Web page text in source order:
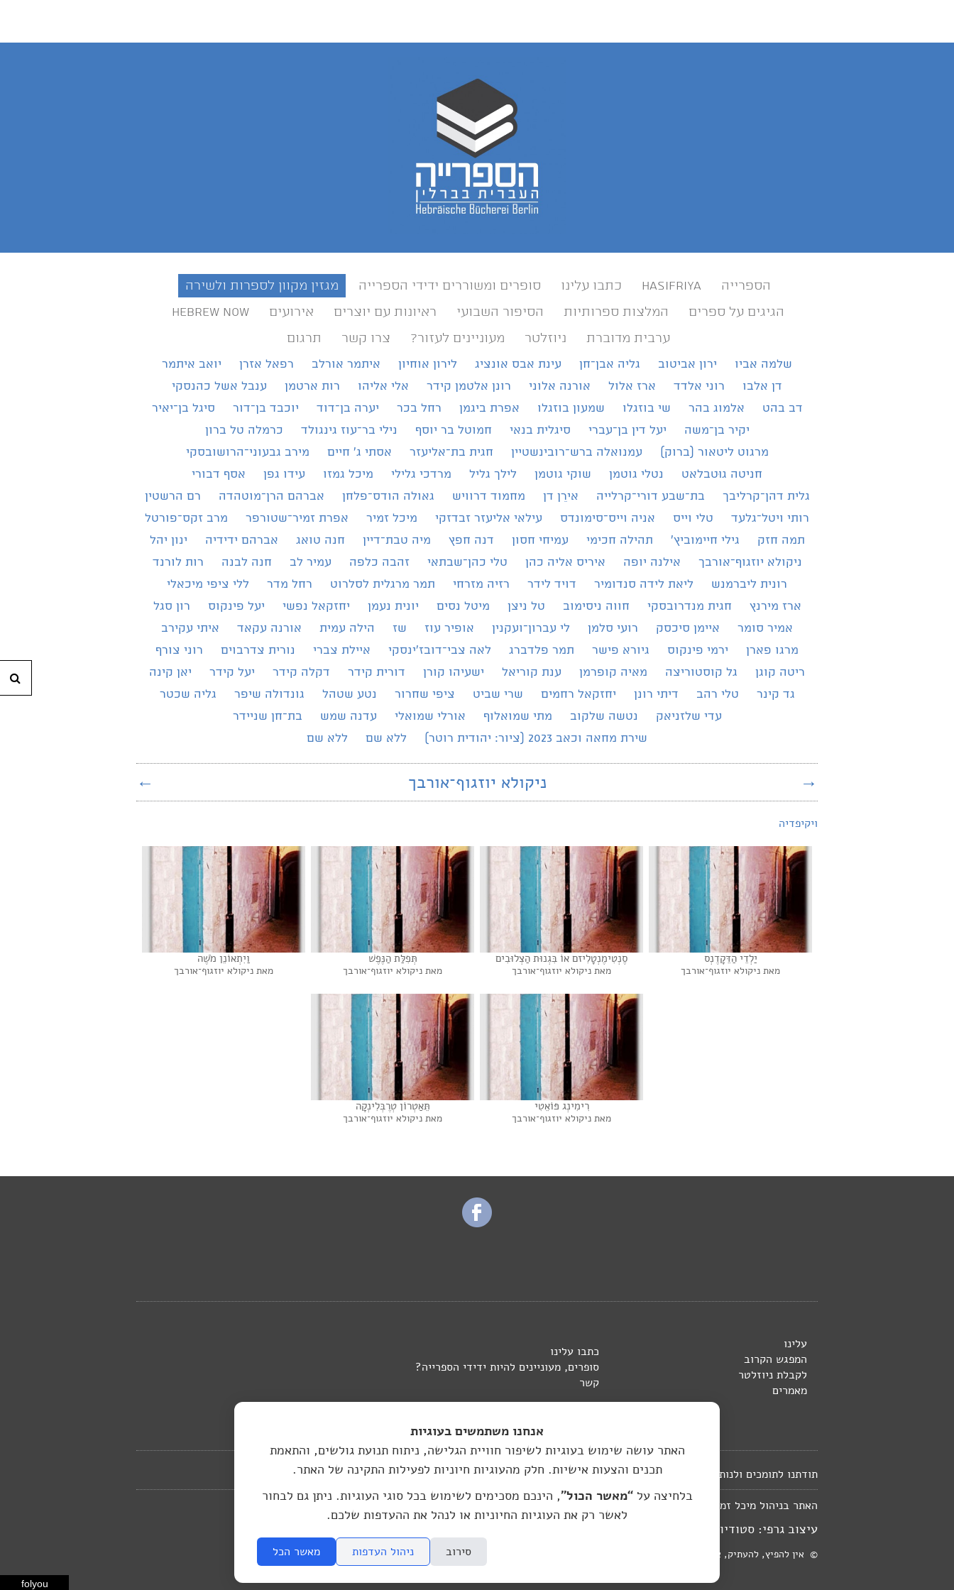
הספרייה HASIFRIYA כתבו עלינו סופרים ומשוררים ידידי הספרייה
מגזין מקוון לספרות ולשירה
הגיגים על ספרים
המלצות ספרותיות הסיפור השבועי ראיונות עם יוצרים אירועים
Hebrew Now
ערבית מדוברת
ניוזלטר מעוניינים לעזור? צרו קשר תרגום
שלמה אביו ירון אביטוב גליה אבן־חן עינת אבס אונציג לירון אוחיון איתמר אורלב רפאל אזרן
יואב איתמר
דן אלבו
רוני אלדד ארז אלול אורנה אלוני רונן אלטמן קידר אלי אליהו רות ארטמן
ענבל אשל כהנסקי
דב בהט
אלמוג בהר שי בוזגלו שמעון בוזגלו אפרת ביגמן רחל בכר יערה בן־דוד יוכבד בן־דור
סיגל בן־יאיר
יקיר בן־משה
יעל דין בן־עברי סיגלית בנאי חמוטל בר יוסף נילי בר־עוז גינגולד
כרמלה טל ברון
מרגוט ליטאור (ברוק)
עמנואלה ברש־רובינשטיין חגית בת־אליעזר אסתי ג׳ חיים
מירב גבעוני־הרושובסקי
חניטה גוּטבלאט
נטלי גוטמן שוקי גוטמן לילך גליל מרדכי גלילי מיכל גמזו עידו גפן
אסף דבורי
גלית דהן־קרליבך
בת־שבע דורי־קרלייה אירֵן דן מחמוד דרוויש גאולה הודס־פלחן אברהם הרן־מוטהדה
רם הרשטין
רותי ויטל־גלעד
טלי וייס אניה וייס־סימונדס עילאי אליעזר זבדזקי מיכל זמיר אפרת זמיר־שטורפר
מרב זקס־פורטל
תמה חזק
גילי חיימוביץ' תהילה חכימי עמיחי חסון דנה חפץ מיה טבת־דיין חנה טואג אברהם ידידיה
ינון יהל
ניקולא יוזגוף־אורבך
אילנה יופה איריס אליה כהן טלי כהן־שבתאי זהבה כלפה עמיר לב חנה לבנה
רות לורנד
רונית ליברמנש
ליאת לידה סנדומיר דויד לידר רזיה מזרחי תמר מרגלית לסלרוט רחל מדר
ללי ציפי מיכאלי
ארז מירנץ
חגית מנדרובסקי חווה ניסימוב טל ניצן מיטל נסים יונית נעמן יחזקאל נפשי יעל פינקוס
רון סגל
אמיר סומר
איימן סיכסק רועי סלמן לי עברון־ועקנין אופיר עוז שז הילה עמית אורנה עקאד
איתי עקירב
מרגו פארן
ירמי פינקוס גיורא פישר תמר פלדברג לאה צבי־דובז׳ינסקי איילת צברי נורית צדרבוים
רוני צורף
ריטה קוגן
גל קוסטוריצה מאיה קופרמן ענת קוריאל ישעיהו קורן דורית קידר דקלה קידר יעל קידר
יאן קינה
גד קינר
טלי רהב דיתי רונן יחזקאל רחמים שרי שביט ציפי שחרור נטע שטהל גונדולה שיפר
גליה שכטר
עדי שלזניאק
נטשה שלקוב מתי שמואלוף אורלי שמואלי עדנה שמש
בת־חן שניידר
שירת מחאה וכאב 2023 (ציור: יהודית רוטר)
ללא שם ללא שם
ניקולא יוזגוף־אורבך ← →
ויקיפדיה
יַלְדֵי הַדֵּקָדֶנְס
מאת ניקולא יוזגוף־אורבך
סֶנְטִימֶנְטָלִיזם אוֹ בִּגְנוּת הַצְלוּבִים
מאת ניקולא יוזגוף־אורבך
תְּפִלַּת הַנֶּפֶשׁ
מאת ניקולא יוזגוף־אורבך
וַיִתְאוֹנֵן מֹשֶׁה
מאת ניקולא יוזגוף־אורבך
רִימִינְג פּוֹאֵטִי
מאת ניקולא יוזגוף־אורבך
תֵּאַטְרוֹן טְרֶבְּלִינְקָה
מאת ניקולא יוזגוף־אורבך
עלינו
המפגש הקרוב
לקבלת ניוזלטר
מאמרים
כתבו עלינו
סופרים, מעוניינים להיות ידידי הספרייה?
קשר
תודתנו לתומכים ולנותני החסות לספרייה העברית בברלין:
האתר בניהול מיכל זמיר
hasifriya.berlin@gmail.com
עיצוב גרפי: סטודיו יעל רוזן, עיצוב גרפי
© אין להפיץ, להעתיק, או לפרסם חומר כלשהו מתוך האתר, ללא הסכמה מראש ובכתב שלי ושל היוצרים
folyou
אנחנו משתמשים בעוגיות
האתר עושה שימוש בעוגיות לשיפור חוויית הגלישה, ניתוח תנועת גולשים, והתאמת
תכנים והצעות אישיות. חלק מהעוגיות חיוניות לפעילות התקינה של האתר.
בלחיצה על“מאשר הכול”, הינכם מסכימים לשימוש בכל סוגי העוגיות. ניתן גם לבחור
לאשר רק את העוגיות החיוניות או לנהל את ההעדפות שלכם.
סירוב ניהול העדפות מאשר הכל